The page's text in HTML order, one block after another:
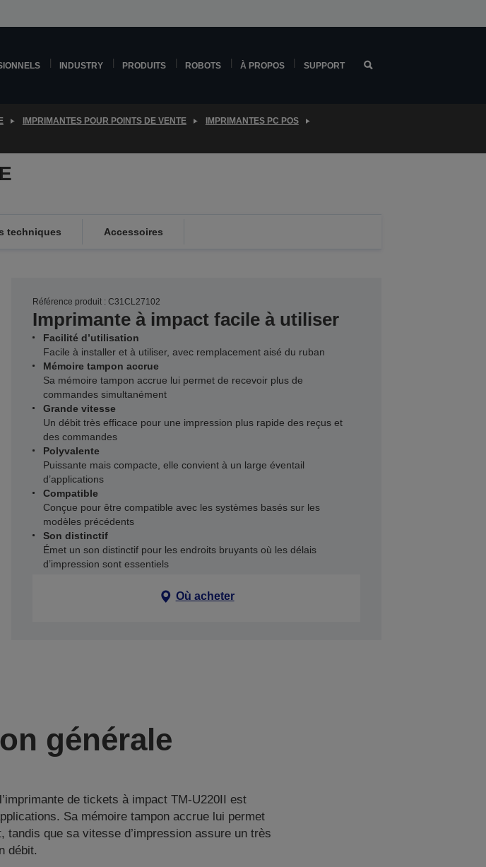
INDUSTRY PRODUITS ROBOTS À PROPOS SUPPORT
IMPRIMANTES POUR POINTS DE VENTE IMPRIMANTES PC POS
techniques Accessoires
Référence produit : C31CL27102
Imprimante à impact facile à utiliser
Facilité d’utilisation
Facile à installer et à utiliser, avec remplacement aisé du ruban
Mémoire tampon accrue
Sa mémoire tampon accrue lui permet de recevoir plus de
commandes simultanément
Grande vitesse
Un débit très efficace pour une impression plus rapide des reçus et
des commandes
Polyvalente
Puissante mais compacte, elle convient à un large éventail
d’applications
Compatible
Conçue pour être compatible avec les systèmes basés sur les
modèles précédents
Son distinctif
Émet un son distinctif pour les endroits bruyants où les délais
d’impression sont essentiels
Où acheter
générale
de tickets à impact TM-U220II est
Sa mémoire tampon accrue lui permet
que sa vitesse d’impression assure un très
débit.